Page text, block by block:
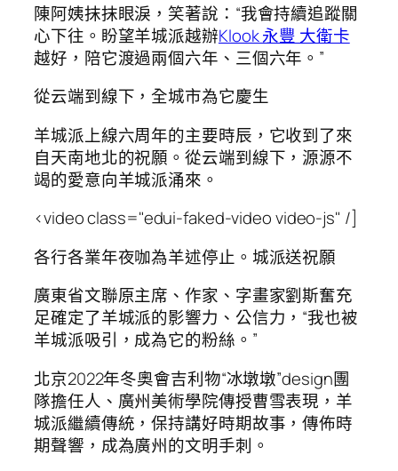
陳阿姨抹抹眼淚，笑著說：“我會持續追蹤關
心下往。盼望羊城派越辦Klook 永豐 大衛卡
越好，陪它渡過兩個六年、三個六年。”
從云端到線下，全城市為它慶生
羊城派上線六周年的主要時辰，它收到了來
自天南地北的祝願。從云端到線下，源源不
竭的愛意向羊城派涌來。
<video class="edui-faked-video video-js" /]
各行各業年夜咖為羊述停止。城派送祝願
廣東省文聯原主席、作家、字畫家劉斯奮充
足確定了羊城派的影響力、公信力，“我也被
羊城派吸引，成為它的粉絲。”
北京2022年冬奧會吉利物“冰墩墩”design團
隊擔任人、廣州美術學院傳授曹雪表現，羊
城派繼續傳統，保持講好時期故事，傳佈時
期聲響，成為廣州的文明手刺。